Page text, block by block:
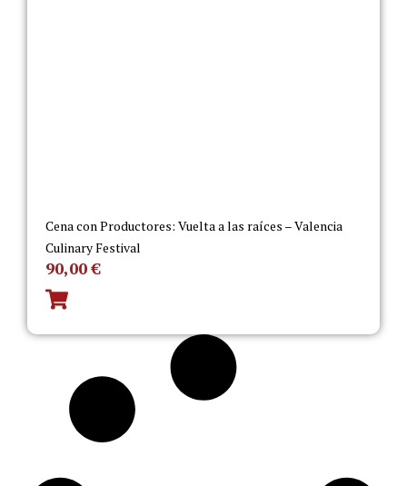
Cena con Productores: Vuelta a las raíces – Valencia
Culinary Festival
90,00€